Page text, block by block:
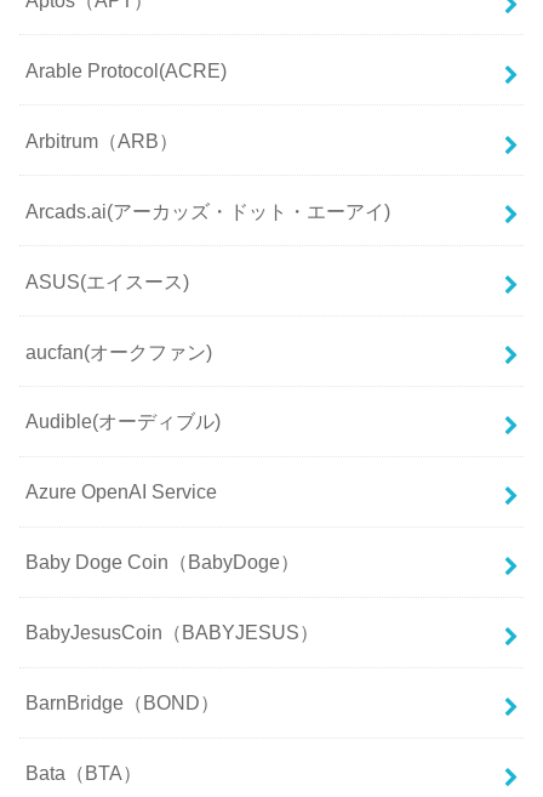
Arable Protocol(ACRE)
Arbitrum（ARB）
Arcads.ai(アーカッズ・ドット・エーアイ)
ASUS(エイスース)
aucfan(オークファン)
Audible(オーディブル)
Azure OpenAI Service
Baby Doge Coin（BabyDoge）
BabyJesusCoin（BABYJESUS）
BarnBridge（BOND）
Bata（BTA）